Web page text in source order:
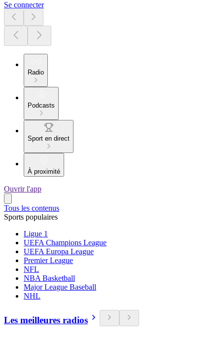
Se connecter
Radio
Podcasts
Sport en direct
À proximité
Ouvrir l'app
Tous les contenus
Sports populaires
Ligue 1
UEFA Champions League
UEFA Europa League
Premier League
NFL
NBA Basketball
Major League Baseball
NHL
Les meilleures radios